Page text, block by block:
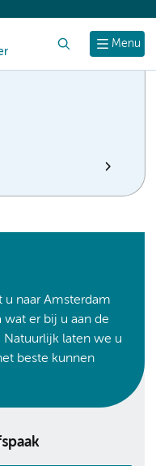
Menu
u naar Amsterdam
wat er bij u aan de
Natuurlijk laten we u
beste kunnen